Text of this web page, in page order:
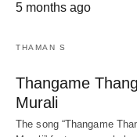
5 months ago
THAMAN S
Thangame
Murali
The song “Thangame